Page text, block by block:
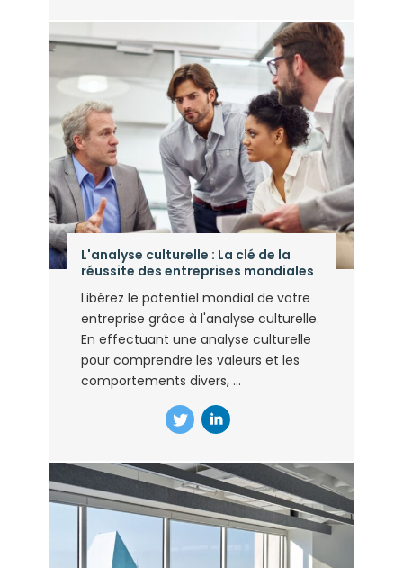
L'analyse culturelle : La clé de la
réussite des entreprises mondiales
Libérez le potentiel mondial de votre
entreprise grâce à l'analyse culturelle.
En effectuant une analyse culturelle
pour comprendre les valeurs et les
comportements divers, ...